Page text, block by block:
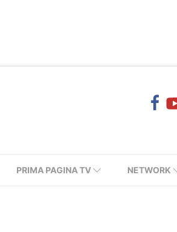
PRIMA PAGINA TV NETWORK